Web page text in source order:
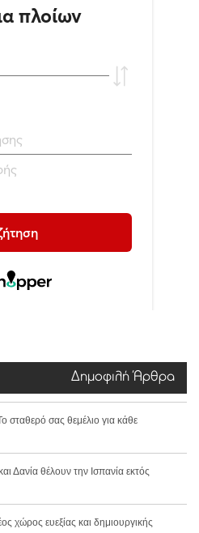
Δημοφιλή Άρθρα
σταθερό σας θεμέλιο για κάθε
Δανία θέλουν την Ισπανία εκτός
χώρος ευεξίας και δημιουργικής